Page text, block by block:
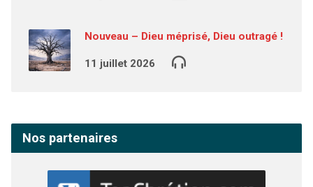
Nouveau – Dieu méprisé, Dieu outragé !
11 juillet 2026
Nos partenaires